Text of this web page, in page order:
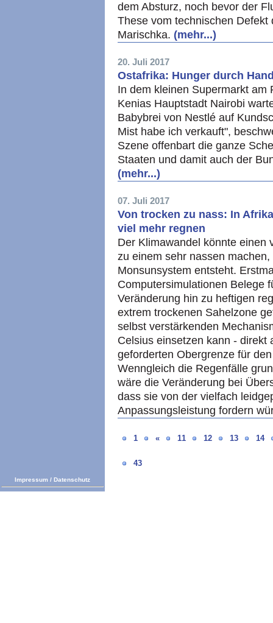
dem Absturz, noch bevor der
These vom technischen
Marischka. (mehr...)
20. Juli 2017
Ostafrika: Hunger durch
In dem kleinen Supermarkt am
Kenias Hauptstadt Nairobi
Babybrei von Nestlé auf
Mist habe ich verkauft",
Szene offenbart die ganze
Staaten und damit auch der
(mehr...)
07. Juli 2017
Von trocken zu nass: In
viel mehr regnen
Der Klimawandel könnte einen
zu einem sehr nassen
Monsunsystem entsteht.
Computersimulationen Belege
Veränderung hin zu heftigen
extrem trockenen Sahelzone
selbst verstärkenden
Celsius einsetzen kann - direkt
geforderten Obergrenze für
Wenngleich die Regenfälle
wäre die Veränderung bei
dass sie von der vielfach
Anpassungsleistung fordern
1 « 11 12 13 14
43
Impressum / Datenschutz